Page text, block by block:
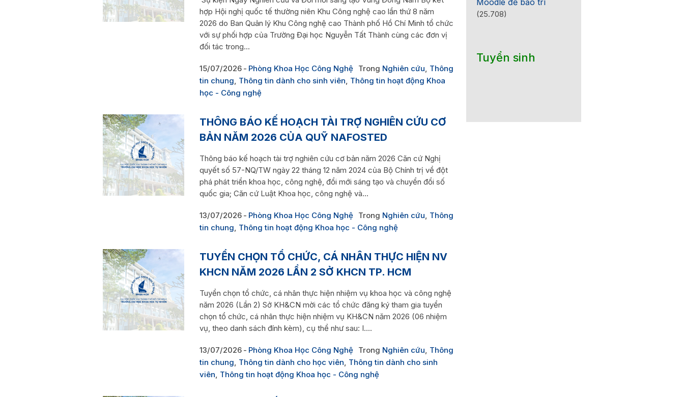
hợp Hội nghị quốc tế thường niên Khu Công nghệ cao lần thứ 8 năm
2026 do Ban Quản lý Khu Công nghệ cao Thành phố Hồ Chí Minh tổ chức
với sự phối hợp của Trường Đại học Nguyễn Tất Thành cùng các đơn vị
đối tác trong...
15/07/2026 Phòng Khoa Học Công Nghệ Trong Nghiên cứu, Thông
tin chung, Thông tin dành cho sinh viên, Thông tin hoạt động Khoa
học - Công nghệ
THÔNG BÁO KẾ HOẠCH TÀI TRỢ NGHIÊN CỨU CƠ
BẢN NĂM 2026 CỦA QUỸ NAFOSTED
Thông báo kế hoạch tài trợ nghiên cứu cơ bản năm 2026 Căn cứ Nghị
quyết số 57-NQ/TW ngày 22 tháng 12 năm 2024 của Bộ Chính trị về đột
phá phát triển khoa học, công nghệ, đổi mới sáng tạo và chuyển đổi số
quốc gia; Căn cứ Luật Khoa học, công nghệ và...
13/07/2026 Phòng Khoa Học Công Nghệ Trong Nghiên cứu, Thông
tin chung, Thông tin hoạt động Khoa học - Công nghệ
TUYỂN CHỌN TỔ CHỨC, CÁ NHÂN THỰC HIỆN NV
KHCN NĂM 2026 LẦN 2 SỞ KHCN TP. HCM
Tuyển chọn tổ chức, cá nhân thực hiện nhiệm vụ khoa học và công nghệ
năm 2026 (Lần 2) Sở KH&CN mời các tổ chức đăng ký tham gia tuyển
chọn tổ chức, cá nhân thực hiện nhiệm vụ KH&CN năm 2026 (06 nhiệm
vụ, theo danh sách đính kèm), cụ thể như sau: I....
13/07/2026 Phòng Khoa Học Công Nghệ Trong Nghiên cứu, Thông
tin chung, Thông tin dành cho học viên, Thông tin dành cho sinh
viên, Thông tin hoạt động Khoa học - Công nghệ
Moodle để bảo trì
(25.708)
Tuyển sinh